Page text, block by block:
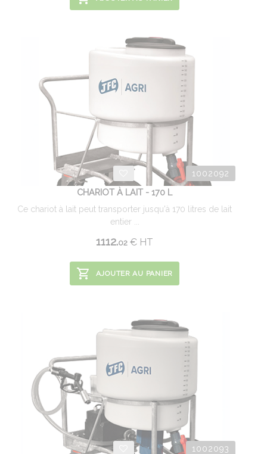
1002092
CHARIOT À LAIT - 170 L
Ce chariot à lait peut transporter jusqu'à 170 litres de lait
entier ...
1112.02 € HT
AJOUTER AU PANIER
1002093